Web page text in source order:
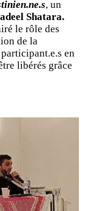
, un
Shatara.
le rôle des
de la
en
libérés grâce